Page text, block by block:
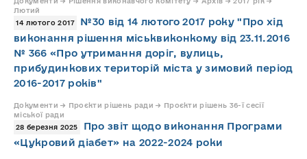
Лютий
14 лютого 2017
№30 від 14 лютого 2017 року "Про хід
виконання рішення міськвиконкому від 23.11.2016
№ 366 «Про утримання доріг, вулиць,
прибудинкових територій міста у зимовий період
2016-2017 років"
Документи → Проєкти рішень ради → Проєкти рішень 36-ї сесії
міської ради
28 березня 2025
Про звіт щодо виконання Програми
«Цукровий діабет» на 2022-2024 роки